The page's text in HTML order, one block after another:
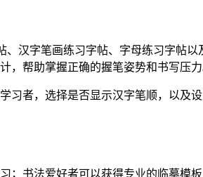
、汉字笔画练习字帖、字母练习字帖
，帮助掌握正确的握笔姿势和书写压力
习者，选择是否显示汉字笔顺，以及
；书法爱好者可以获得专业的临摹模